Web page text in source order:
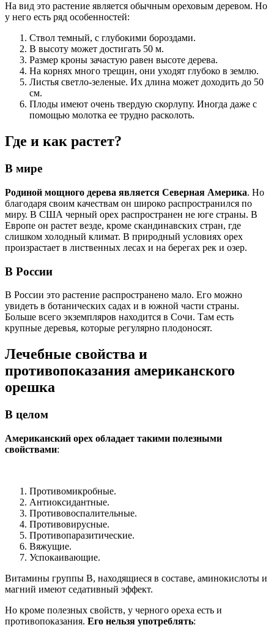
На вид это растение является обычным ореховым деревом. Но
у него есть ряд особенностей:
Ствол темный, с глубокими бороздами.
В высоту может достигать 50 м.
Размер кроны зачастую равен высоте дерева.
На корнях много трещин, они уходят глубоко в землю.
Листья светло-зеленые. Их длина может доходить до 50
см.
Плоды имеют очень твердую скорлупу. Иногда даже с
помощью молотка ее трудно расколоть.
Где и как растет?
В мире
Родиной мощного дерева является Северная Америка. Но
благодаря своим качествам он широко распространился по
миру. В США черный орех распространен не юге страны. В
Европе он растет везде, кроме скандинавских стран, где
слишком холодный климат. В природный условиях орех
произрастает в лиственных лесах и на берегах рек и озер.
В России
В России это растение распространено мало. Его можно
увидеть в ботанических садах и в южной части страны.
Больше всего экземпляров находится в Сочи. Там есть
крупные деревья, которые регулярно плодоносят.
Лечебные свойства и
противопоказания американского
орешка
В целом
Американский орех обладает такими полезными
свойствами:
Противомикробные.
Антиоксидантные.
Противовоспалительные.
Противовирусные.
Противопаразитические.
Вяжущие.
Успокаивающие.
Витамины группы В, находящиеся в составе, аминокислоты и
магний имеют седативный эффект.
Но кроме полезных свойств, у черного ореха есть и
противопоказания. Его нельзя употреблять: